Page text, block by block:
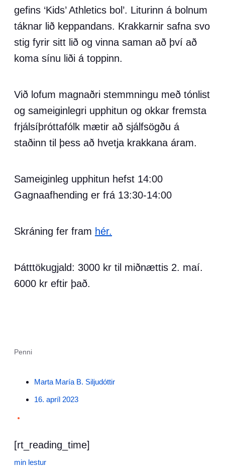
gefins ‘Kids’ Athletics bol’. Liturinn á bolnum
táknar lið keppandans. Krakkarnir safna svo
stig fyrir sitt lið og vinna saman að því að
koma sínu liði á toppinn.
Við lofum magnaðri stemmningu með tónlist
og sameiginlegri upphitun og okkar fremsta
frjálsíþróttafólk mætir að sjálfsögðu á
staðinn til þess að hvetja krakkana áram.
Sameiginleg upphitun hefst 14:00
Gagnaafhending er frá 13:30-14:00
Skráning fer fram hér.
Þátttökugjald: 3000 kr til miðnættis 2. maí.
6000 kr eftir það.
Penni
Marta María B. Siljudóttir
16. apríl 2023
•
[rt_reading_time]
min lestur